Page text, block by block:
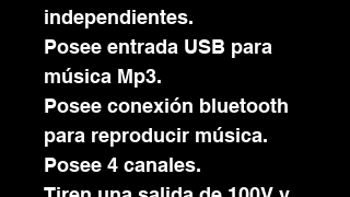
independientes.
Posee entrada USB para
música Mp3.
Posee conexión bluetooth
para reproducir música.
Posee 4 canales.